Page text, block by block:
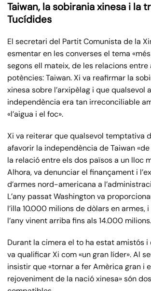
Taiwan, la sobirania xinesa i la
Tucídides
El secretari del Partit Comunista de la
esmentar en les converses el tema
segons ell mateix, de les relacions entre
potències: Taiwan. Xi va reafirmar la
xinesa sobre l’arxipèlag i que qualsevol
independència era tan irreconciliable
«l’aigua i el foc».
Xi va reiterar que qualsevol temptativa
afavorir la independència de Taiwan
la relació entre els dos països a un lloc
Alhora, va denunciar el finançament i
d’armes nord-americana a
L’any passat Washington va
l’illa 10.000 milions de dòlars en armes,
l’any vinent arriba fins als 14.000 milions.
Durant la cimera el to ha estat amistós i
va qualificar Xi com «un gran líder». Al
insistir que «tornar a fer Amèrica gran i
rejoveniment de la nació xinesa» són